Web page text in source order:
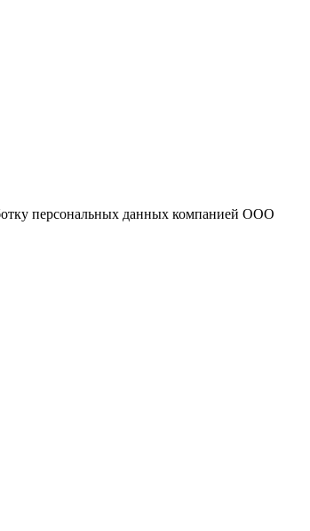
персональных данных компанией ООО